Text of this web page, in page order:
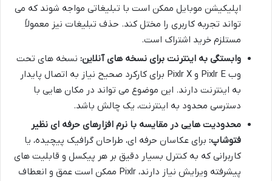
اپلیکیشن موبایل ممکن است با تبلیغاتی مواجه شوند که می
تواند تجربه کاربری را مختل کند. حذف تبلیغات نیز معمولاً
مستلزم خرید اشتراک است.
وابستگی به اینترنت برای نسخه های آنلاین: نسخه های تحت
وب Pixlr E و Pixlr X برای کارکرد صحیح نیاز به اتصال پایدار
به اینترنت دارند. این موضوع می تواند در مکان هایی با
دسترسی محدود به اینترنت، یک چالش باشد.
محدودیت هایی در مقایسه با نرم افزارهای حرفه ای نظیر
فتوشاپ: برای عکاسان حرفه ای، طراحان گرافیک پیچیده، یا
کاربرانی که به کنترل بسیار دقیق بر هر پیکسل و قابلیت های
پیشرفته ویرایش نیاز دارند، Pixlr ممکن است عمق و انعطاف